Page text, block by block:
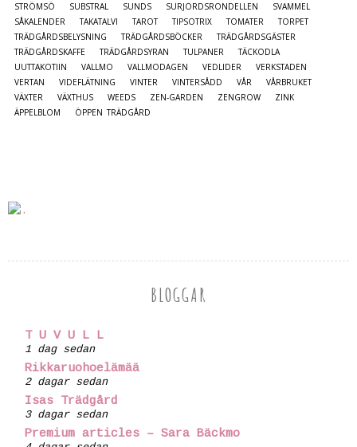
STRÖMSÖ
SUBSTRAL SUNDS SURJORDSRONDELLEN
SVAMMEL
SÅKALENDER
TAKATALVI TAROT TIPSOTRIX TOMATER
TORPET
TRÄDGÅRDSBELYSNING
TRÄDGÅRDSBÖCKER
TRÄDGÅRDSGÄSTER
TRÄDGÅRDSKAFFE
TRÄDGÅRDSYRAN TULPANER
TÄCKODLA
UUTTAKOTIIN
VALLMO VALLMODAGEN VEDLIDER
VERKSTADEN
VERTAN
VIDEFLÄTNING VINTER VINTERSÅDD VÅR
VÅRBRUKET
VÄXTER
VÄXTHUS WEEDS ZEN-GARDEN ZENGROW
ZINK
ÄPPELBLOM
ÖPPEN TRÄDGÅRD
BLOGGAR
T U V U L L
1 dag sedan
Rikkaruohoelämää
2 dagar sedan
Isas Trädgård
3 dagar sedan
Premium articles – Sara Bäckmo